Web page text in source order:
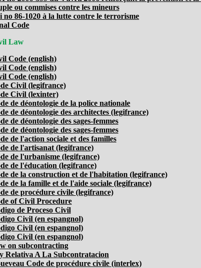
ou commises contre les mineurs
no 86-1020 à la lutte contre le terrorisme
Code
Law
Code (english)
Code (english)
Code (english)
Civil (legifrance)
Civil (lexinter)
de déontologie de la police nationale
de déontologie des architectes (legifrance)
de déontologie des sages-femmes
de déontologie des sages-femmes
de l'action sociale et des familles
de l'artisanat (legifrance)
de l'urbanisme (legifrance)
de l'éducation (legifrance)
de la construction et de l'habitation (legifrance)
de la famille et de l'aide sociale (legifrance)
de procédure civile (legifrance)
of Civil Procedure
de Proceso Civil
Civil (en espangnol)
Civil (en espangnol)
Civil (en espangnol)
on subcontracting
Relativa A La Subcontratacion
Code de procédure civile (interlex)